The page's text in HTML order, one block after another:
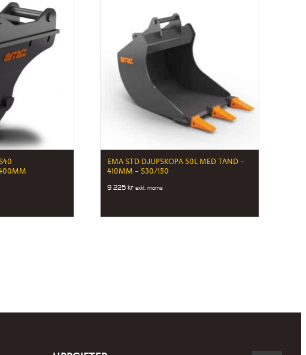
EMA STD DJUPSKOPA 50L MED TAND –
410MM – S30/150
9 225kr exkl. moms